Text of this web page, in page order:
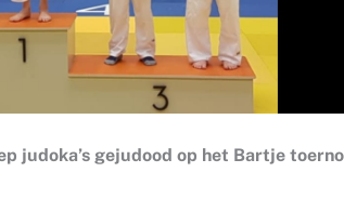
judoka’s gejudood op het Bartje